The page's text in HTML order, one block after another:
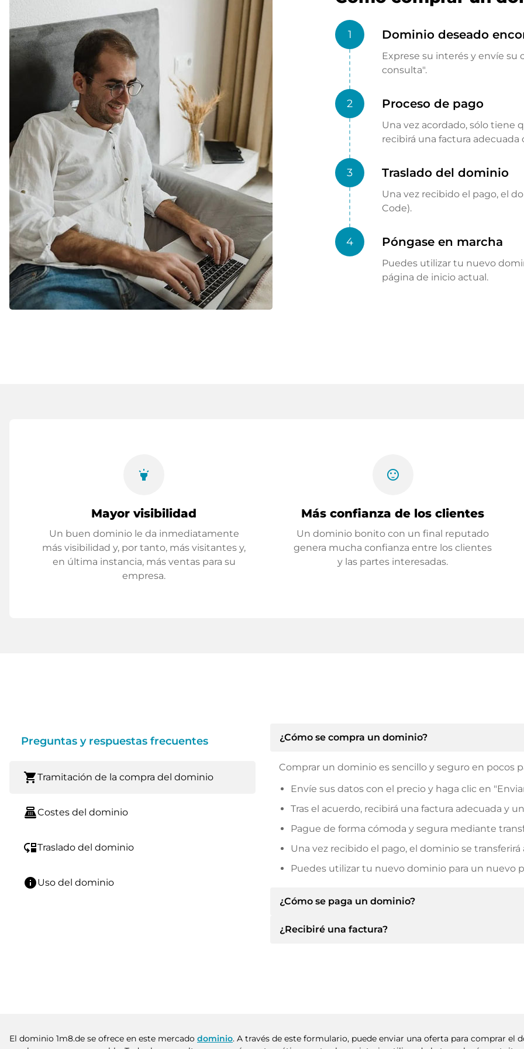
1 Dominio deseado
Exprese su interés y envíe
consulta".
2 Proceso de pago
Una vez acordado, sólo tiene
recibirá una factura
3 Traslado del dominio
Una vez recibido el pago, el
Code).
4 Póngase en marcha
Puedes utilizar tu nuevo
página de inicio actual.
highlight
Mayor visibilidad
Un buen dominio le da inmediatamente
más visibilidad y, por tanto, más visitantes y,
en última instancia, más ventas para su
empresa.
sentiment_satisfied
Más confianza de los clientes
Un dominio bonito con un final reputado
genera mucha confianza entre los clientes
y las partes interesadas.
Preguntas y respuestas frecuentes
shopping_cartTramitación de la compra del dominio
point_of_saleCostes del dominio
move_downTraslado del dominio
infoUso del dominio
¿Cómo se compra un dominio?
Comprar un dominio es sencillo y seguro en pocos
Envíe sus datos con el precio y haga clic en
Tras el acuerdo, recibirá una factura adecuada y
Pague de forma cómoda y segura mediante
Una vez recibido el pago, el dominio se
Puedes utilizar tu nuevo dominio para un nuevo
¿Cómo se paga un dominio?
Tras llegar a un acuerdo, el propietario le informará
¿Recibiré una factura?
El dominio 1m8.de se ofrece en este mercado dominio. A través de este formulario, puede enviar una oferta para comprar